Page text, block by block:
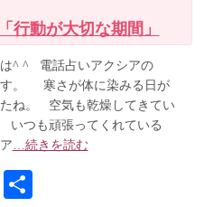
行動が大切な期間」
は^ ^ 電話占いアクシアの
。 寒さが体に染みる日が
ね。 空気も乾燥してきてい
いつも頑張ってくれている
…続きを読む
Twitter